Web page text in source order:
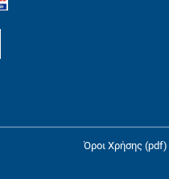
Όροι Χρήσης (pdf)